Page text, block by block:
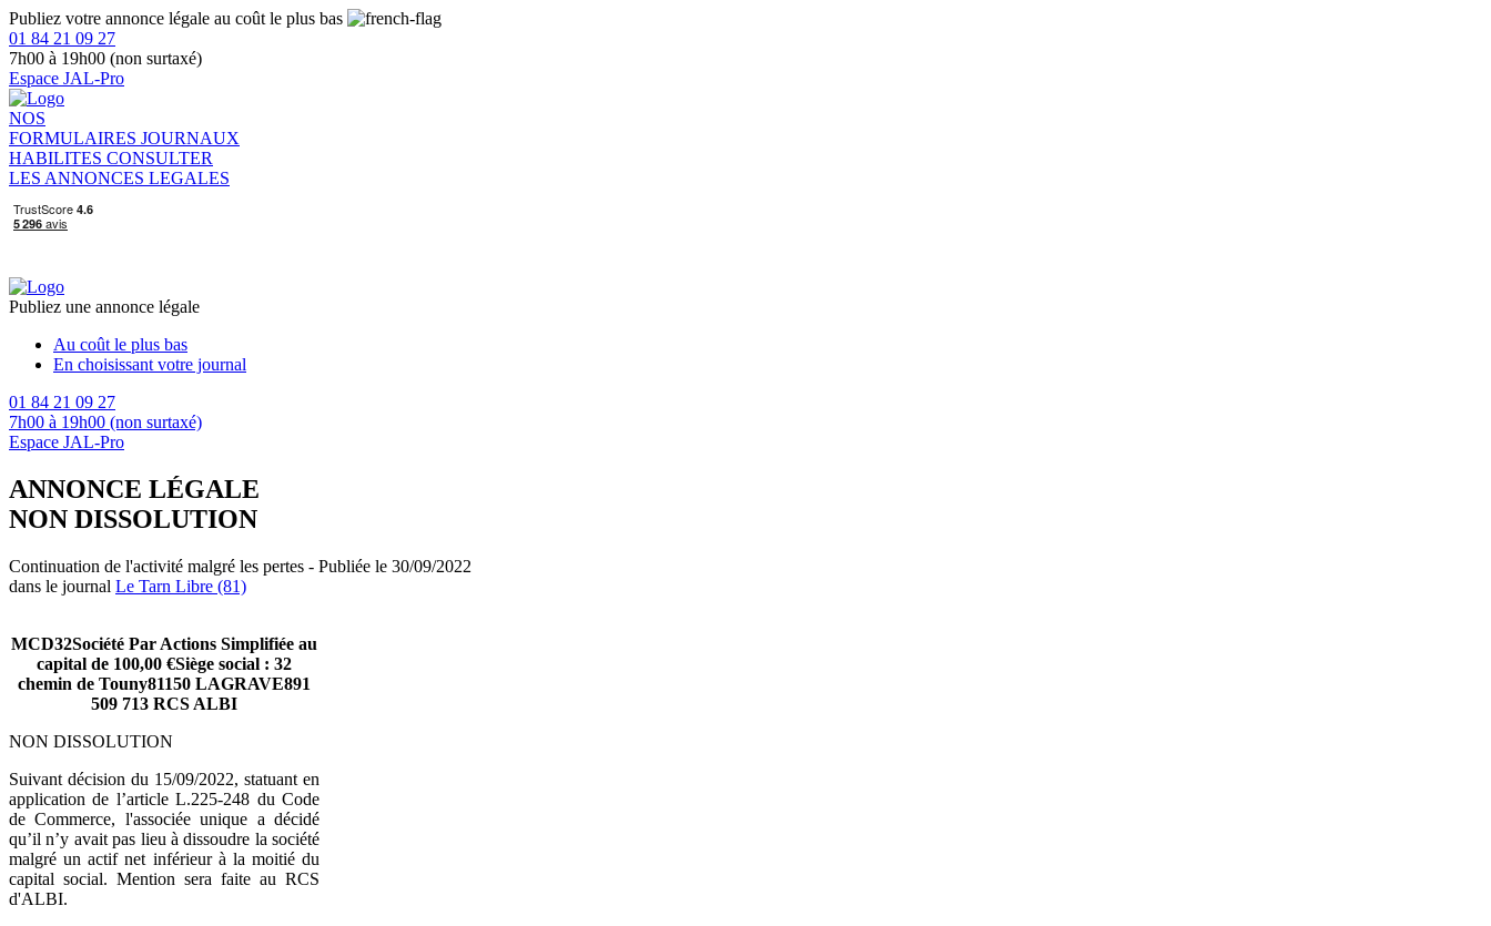
Publiez votre annonce légale au coût le plus bas
01 84 21 09 27
7h00 à 19h00 (non surtaxé)
Espace JAL-Pro
NOS
FORMULAIRES JOURNAUX
HABILITES CONSULTER
LES ANNONCES LEGALES
Publiez une annonce légale
Au coût le plus bas
En choisissant votre journal
01 84 21 09 27
7h00 à 19h00 (non surtaxé)
Espace JAL-Pro
ANNONCE LÉGALE
NON DISSOLUTION
Continuation de l'activité malgré les pertes - Publiée le 30/09/2022
dans le journal Le Tarn Libre (81)
MCD32Société Par Actions Simplifiée au
capital de 100,00 €Siège social : 32
chemin de Touny81150 LAGRAVE891
509 713 RCS ALBI
NON DISSOLUTION
Suivant décision du 15/09/2022, statuant en
application de l’article L.225-248 du Code
de Commerce, l'associée unique a décidé
qu’il n’y avait pas lieu à dissoudre la société
malgré un actif net inférieur à la moitié du
capital social. Mention sera faite au RCS
d'ALBI.